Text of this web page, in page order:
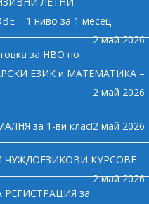
– 1 ниво за 1 месец
2 май 2026
за НВО по
ЕЗИК и МАТЕМАТИКА –
2 май 2026
за 1-ви клас!2 май 2026
ЧУЖДОЕЗИКОВИ КУРСОВЕ
2 май 2026
РЕГИСТРАЦИЯ за